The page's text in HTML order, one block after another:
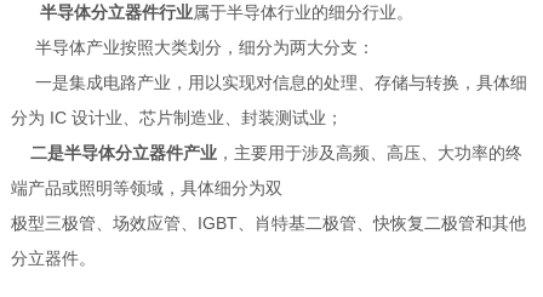
半导体分立器件行业属于半导体行业的细分行业。
半导体产业按照大类划分，细分为两大分支：
一是集成电路产业，用以实现对信息的处理、存储与转换，具体细
分为 IC 设计业、芯片制造业、封装测试业；
二是半导体分立器件产业，主要用于涉及高频、高压、大功率的终
端产品或照明等领域，具体细分为双
极型三极管、场效应管、IGBT、肖特基二极管、快恢复二极管和其他
分立器件。